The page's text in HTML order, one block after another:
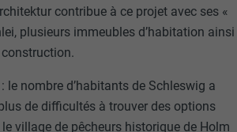
contribue à ce projet avec ses «
plusieurs immeubles d’habitation ainsi
nombre d’habitants de Schleswig a
de difficultés à trouver des options
village de pêcheurs historique de Holm
de l'extension qui gère le
être enregistré pour que l'outil
limiter le taux de sollicitation.
enregistrés, en particulier la langue
de recherche doivent être affichés
Google SafeSearch doit être activé